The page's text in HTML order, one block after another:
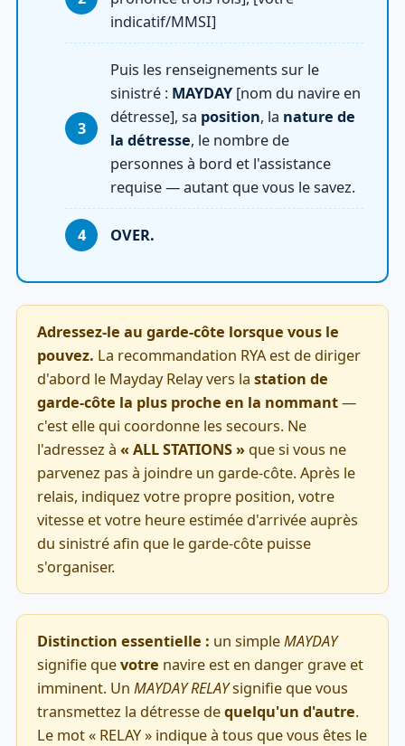
indicatif/MMSI]
Puis les renseignements sur le
sinistré : MAYDAY [nom du navire en
détresse], sa position, la nature de
la détresse, le nombre de
personnes à bord et l'assistance
requise — autant que vous le savez.
OVER.
Adressez-le au garde-côte lorsque vous le
pouvez. La recommandation RYA est de diriger
d'abord le Mayday Relay vers la station de
garde-côte la plus proche en la nommant—
c'est elle qui coordonne les secours. Ne
l'adressez à « ALL STATIONS » que si vous ne
parvenez pas à joindre un garde-côte. Après le
relais, indiquez votre propre position, votre
vitesse et votre heure estimée d'arrivée auprès
du sinistré afin que le garde-côte puisse
s'organiser.
Distinction essentielle : un simpleMAYDAY
signifie quevotre navire est en danger grave et
imminent. Un MAYDAY RELAYsignifie que vous
transmettez la détresse dequelqu'un d'autre.
Le mot « RELAY » indique à tous que vous êtes le